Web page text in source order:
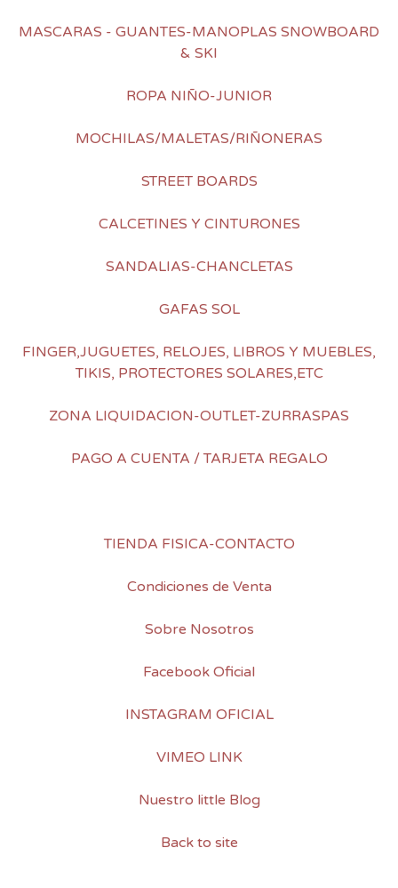
MASCARAS - GUANTES-MANOPLAS SNOWBOARD
& SKI
ROPA NIÑO-JUNIOR
MOCHILAS/MALETAS/RIÑONERAS
STREET BOARDS
CALCETINES Y CINTURONES
SANDALIAS-CHANCLETAS
GAFAS SOL
FINGER,JUGUETES, RELOJES, LIBROS Y MUEBLES,
TIKIS, PROTECTORES SOLARES,ETC
ZONA LIQUIDACION-OUTLET-ZURRASPAS
PAGO A CUENTA / TARJETA REGALO
TIENDA FISICA-CONTACTO
Condiciones de Venta
Sobre Nosotros
Facebook Oficial
INSTAGRAM OFICIAL
VIMEO LINK
Nuestro little Blog
Back to site